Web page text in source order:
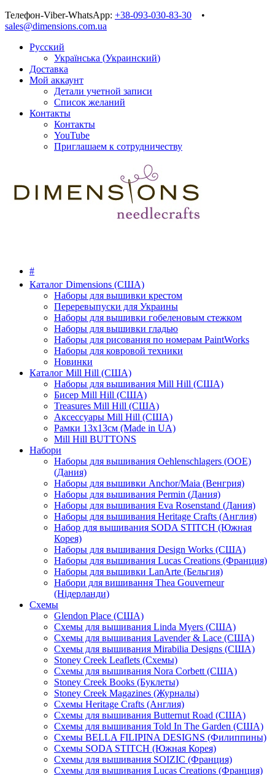
Телефон-Viber-WhatsApp: +38-093-030-83-30 •
sales@dimensions.com.ua
Русский
Українська (Украинский)
Доставка
Мой аккаунт
Детали учетной записи
Список желаний
Контакты
Контакты
YouTube
Приглашаем к сотрудничеству
#
Каталог Dimensions (США)
Наборы для вышивки крестом
Переревыпуски для Украины
Наборы для вышивки гобеленовым стежком
Наборы для вышивки гладью
Наборы для рисования по номерам PaintWorks
Наборы для ковровой техники
Новинки
Каталог Mill Hill (США)
Наборы для вышивания Mill Hill (США)
Бисер Mill Hill (США)
Treasures Mill Hill (США)
Аксессуары Mill Hill (США)
Рамки 13х13см (Made in UA)
Mill Hill BUTTONS
Набори
Наборы для вышивания Oehlenschlagers (OOE)
(Дания)
Наборы для вышивки Anchor/Maia (Венгрия)
Наборы для вышивания Permin (Дания)
Наборы для вышивания Eva Rosenstand (Дания)
Наборы для вышивания Heritage Crafts (Англия)
Набор для вышивания SODA STITCH (Южная
Корея)
Наборы для вышивания Design Works (США)
Наборы для вышивания Lucas Creations (Франция)
Наборы для вышивки LanArte (Бельгия)
Набори для вишивання Thea Gouverneur
(Нідерланди)
Схемы
Glendon Place (США)
Схемы для вышивания Linda Myers (США)
Схемы для вышивания Lavender & Lace (США)
Схемы для вышивания Mirabilia Designs (США)
Stoney Creek Leaflets (Схемы)
Схемы для вышивания Nora Corbett (США)
Stoney Creek Books (Буклеты)
Stoney Creek Magazines (Журналы)
Схемы Heritage Crafts (Англия)
Схемы для вышивания Butternut Road (США)
Схемы для вышивания Told In The Garden (США)
Схемы BELLA FILIPINA DESIGNS (Филиппины)
Схемы SODA STITCH (Южная Корея)
Схемы для вышивания SOIZIC (Франция)
Схемы для вышивания Lucas Creations (Франция)